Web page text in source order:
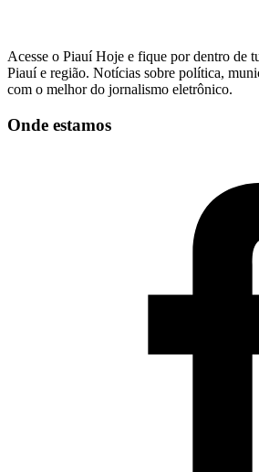
Acesse o Piauí Hoje e fique por dentro de
Piauí e região. Notícias sobre política,
com o melhor do jornalismo eletrônico.
Onde estamos